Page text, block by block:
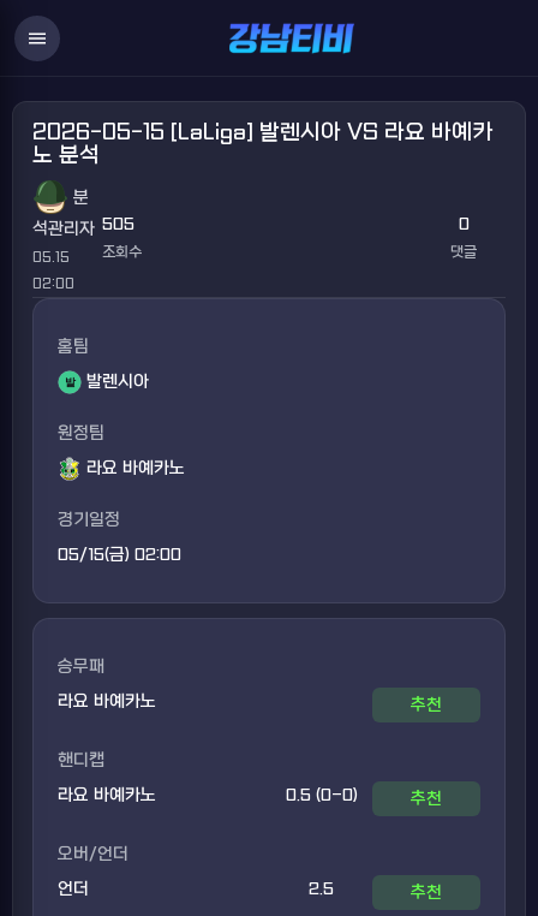
menu
2026-05-15 [LaLiga] 발렌시아 VS 라요 바예카
노 분석
분
석관리자
05.15
02:00
505
조회수
0
댓글
홈팀
발렌시아
원정팀
라요 바예카노
경기일정
05/15(금) 02:00
승무패
라요 바예카노
추천
핸디캡
라요 바예카노
0.5 (0-0) 추천
오버/언더
언더
2.5 추천